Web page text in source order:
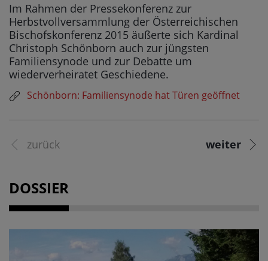
Im Rahmen der Pressekonferenz zur
Herbstvollversammlung der Österreichischen
Bischofskonferenz 2015 äußerte sich Kardinal
Christoph Schönborn auch zur jüngsten
Familiensynode und zur Debatte um
wiederverheiratet Geschiedene.
Schönborn: Familiensynode hat Türen geöffnet
zurück weiter
DOSSIER